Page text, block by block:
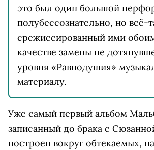
это был один большой
полубессознательно, но всё-
срежиссированный ими
качестве замены не
уровня «Равнодушия»
материалу.
Уже самый первый альбом
записанный до брака с
построен вокруг обтекаемых,